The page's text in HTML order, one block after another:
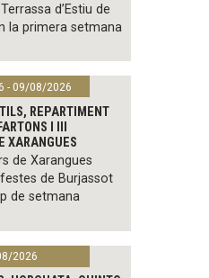
d’Estiu de
la primera setmana
- 09/08/2026
REPARTIMENT
I III
XARANGUES
de Xarangues
de Burjassot
de setmana
2026